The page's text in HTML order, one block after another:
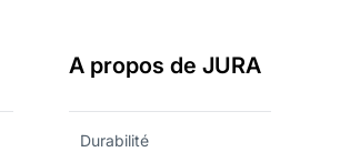
A propos de JURA
Durabilité